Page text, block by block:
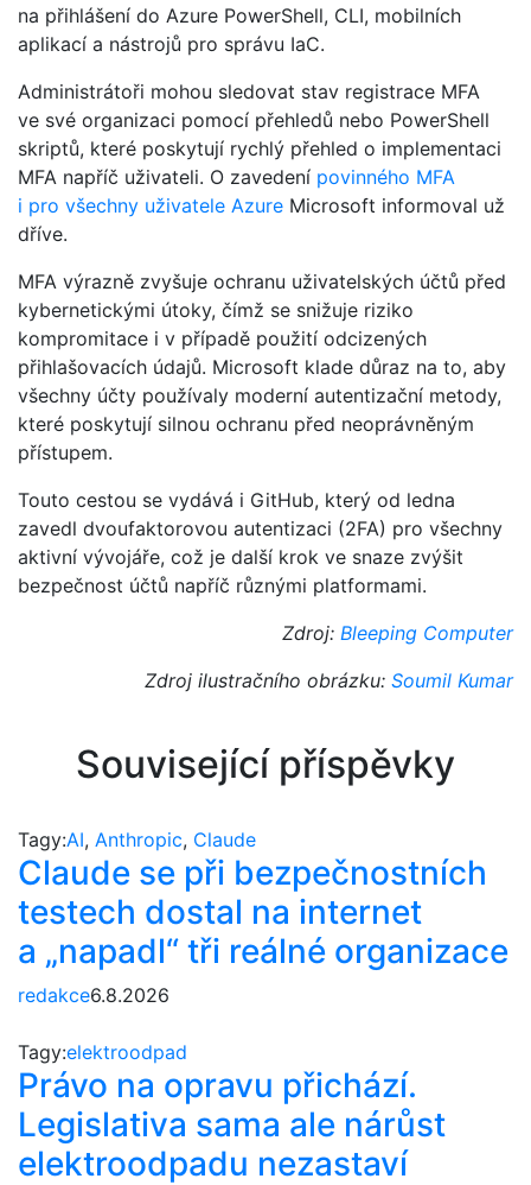
na přihlášení do Azure PowerShell, CLI, mobilních
aplikací a nástrojů pro správu IaC.
Administrátoři mohou sledovat stav registrace MFA
ve své organizaci pomocí přehledů nebo PowerShell
skriptů, které poskytují rychlý přehled o implementaci
MFA napříč uživateli. O zavedení povinného MFA
i pro všechny uživatele Azure Microsoft informoval už
dříve.
MFA výrazně zvyšuje ochranu uživatelských účtů před
kybernetickými útoky, čímž se snižuje riziko
kompromitace i v případě použití odcizených
přihlašovacích údajů. Microsoft klade důraz na to, aby
všechny účty používaly moderní autentizační metody,
které poskytují silnou ochranu před neoprávněným
přístupem.
Touto cestou se vydává i GitHub, který od ledna
zavedl dvoufaktorovou autentizaci (2FA) pro všechny
aktivní vývojáře, což je další krok ve snaze zvýšit
bezpečnost účtů napříč různými platformami.
Zdroj: Bleeping Computer
Zdroj ilustračního obrázku: Soumil Kumar
Související příspěvky
Tagy:AI, Anthropic, Claude
Claude se při bezpečnostních
testech dostal na internet
a „napadl“ tři reálné organizace
redakce6.8.2026
Tagy:elektroodpad
Právo na opravu přichází.
Legislativa sama ale nárůst
elektroodpadu nezastaví